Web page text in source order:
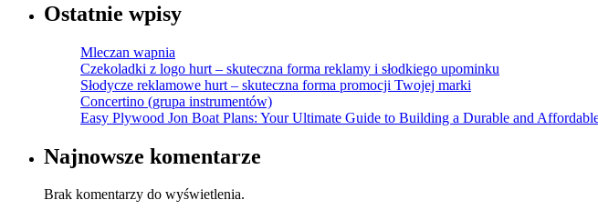
Ostatnie wpisy
Mleczan wapnia
Czekoladki z logo hurt – skuteczna forma reklamy i słodkiego upominku
Słodycze reklamowe hurt – skuteczna forma promocji Twojej marki
Concertino (grupa instrumentów)
Easy Plywood Jon Boat Plans: Your Ultimate Guide to Building a Durable and
Najnowsze komentarze
Brak komentarzy do wyświetlenia.